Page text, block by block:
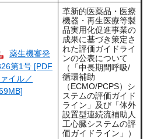
薬生機審発
第1号 [PDF
イル／
革新的医薬品・医療
機器・再生医療等製
品実用化促進事業の
成果に基づき策定さ
れた評価ガイドライ
ンの公表について
（「中長期間呼吸/
循環補助
（ECMO/PCPS）シ
ステムの評価ガイド
ライン」及び「体外
設置型連続流補助人
工心臓システムの評
価ガイドライン」）